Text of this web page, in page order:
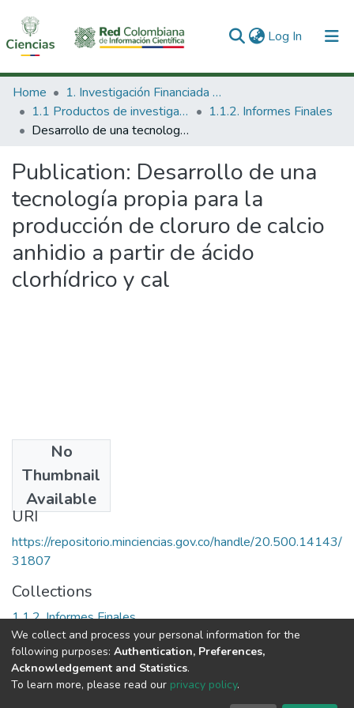
Log In (current)
Communities & Collections
All of DSpace
Home
1. Investigación Financiada con Recursos Públicos
1.1 Productos de investigación
1.1.2. Informes Finales
Desarrollo de una tecnología propia para la producción de cloruro de calcio anhidio a partir de ácido clorhídrico y cal
Publication: Desarrollo de una
tecnología propia para la
producción de cloruro de calcio
anhidio a partir de ácido
clorhídrico y cal
No
Thumbnail
Available
2001
URI
https://repositorio.minciencias.gov.co/handle/20.500.14143/
31807
Collections
1.1.2. Informes Finales
Full item page
DSpace software copyright © 2002-2026
We collect and process your personal information for the
following purposes: Authentication, Preferences,
Acknowledgement and Statistics.
To learn more, please read our privacy policy.